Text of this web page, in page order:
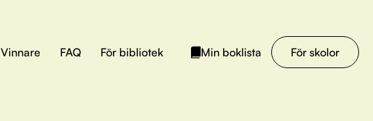
Vinnare FAQ För bibliotek Min boklista För skolor